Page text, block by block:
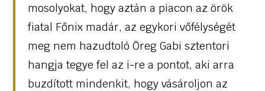
mosolyokat, hogy aztán a piacon az örök
fiatal Főnix madár, az egykori vőfélységét
meg nem hazudtoló Öreg Gabi sztentori
hangja tegye fel az i-re a pontot, aki arra
buzdított mindenkit, hogy vásároljon az